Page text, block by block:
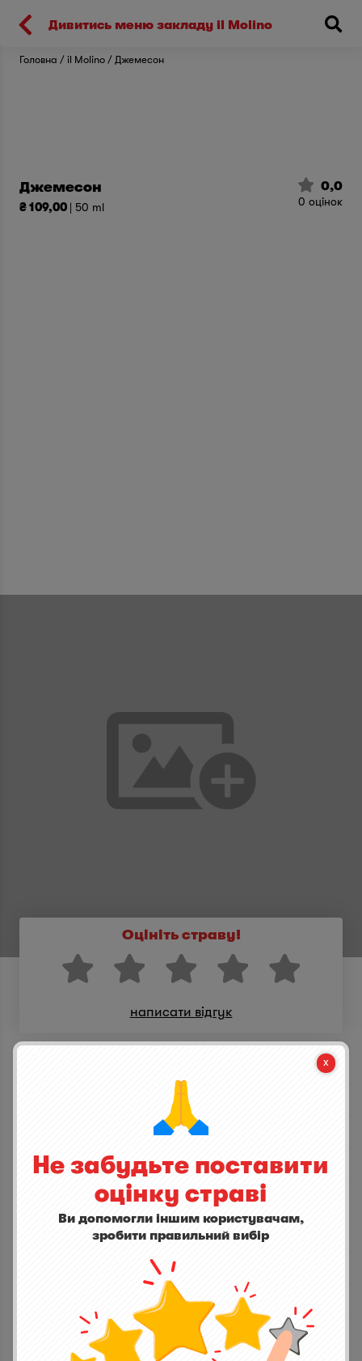
Киев
Головна il Molino Джемесон
Дивитись меню закладу il Molino
Джемесон
₴ 109,00 | 50 ml
0,0
0 оцінок
Оцініть страву!
написати відгук
СТАНЬ ПЕРШИМ ХТО ДОДАСТЬ ВІДГУК
написати відгук
Не забудьте поставити
оцінку страві
Ви допомогли іншим користувачам,
зробити правильний вибір